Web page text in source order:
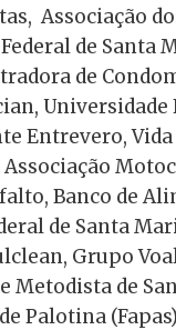
Associação
de Santa
de
Universidade
Entrevero, Vida
Banco de
de Santa
Grupo
Metodista de
Palotina